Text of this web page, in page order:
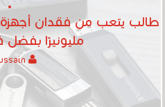
مليونيرًا بفضل